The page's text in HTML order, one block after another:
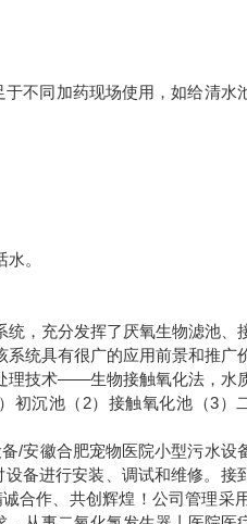
不同加药现场使用，如给清水
。
，充分发挥了厌氧生物滤池、
统具有很广的应用前景和推广
理技术——生物接触氧化法，水
）初沉池（ 2）接触氧化池（3）
/安徽合肥宠物医院小型污水设
设备进行安装、调试和维修。接
合作、共创辉煌！公司管理采